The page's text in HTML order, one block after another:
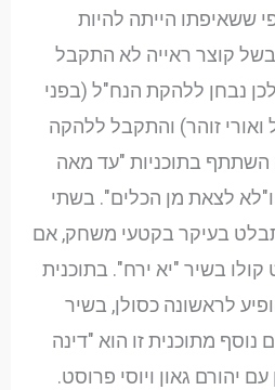
ששאיפתו הייתה להיות
קוצר ראייה לא התקבל
נבחן ללהקת הנח"ל (בפני
ואורי זוהר) והתקבל ללהקה
בתוכניות "עד מאה
ו"לא לצאת מן הכלים". בשתי
בעיקר בקטעי משחק, אם
קולו בשיר "יא ירח". בתוכנית
לראשונה כסולן, בשיר
נוסף מתוכנית זו הוא "דינה
יהורם גאון ויוסי פרוסט.